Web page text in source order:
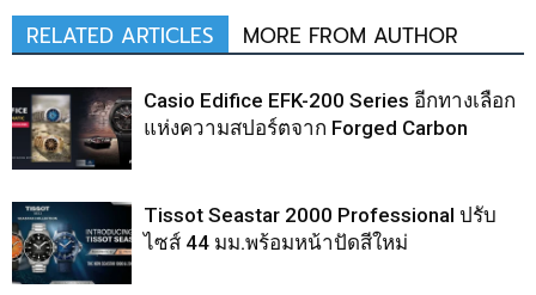
RELATED ARTICLES MORE FROM AUTHOR
Casio Edifice EFK-200 Series อีกทางเลือก
แห่งความสปอร์ตจาก Forged Carbon
Tissot Seastar 2000 Professional ปรับ
ไซส์ 44 มม.พร้อมหน้าปัดสีใหม่